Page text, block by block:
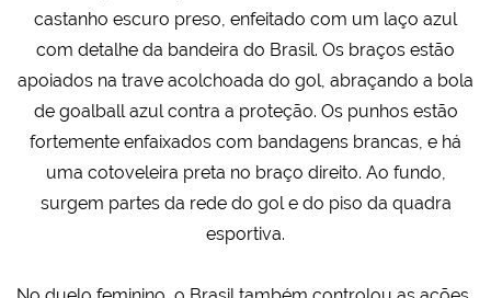
castanho escuro preso, enfeitado com um laço azul
com detalhe da bandeira do Brasil. Os braços estão
apoiados na trave acolchoada do gol, abraçando a bola
de goalball azul contra a proteção. Os punhos estão
fortemente enfaixados com bandagens brancas, e há
uma cotoveleira preta no braço direito. Ao fundo,
surgem partes da rede do gol e do piso da quadra
esportiva.